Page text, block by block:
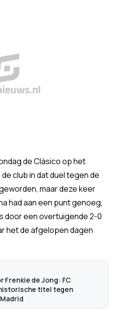
de Clásico op het
club in dat duel tegen de
maar deze keer
had aan een punt genoeg,
door een overtuigende 2-0
het de afgelopen dagen
Frenkie de Jong: FC
titel tegen